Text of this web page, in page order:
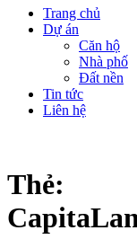
Trang chủ
Dự án
Căn hộ
Nhà phố
Đất nền
Tin tức
Liên hệ
Thẻ: